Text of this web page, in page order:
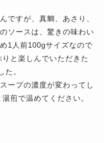
ですが、真鯛、あさり、
ソースは、驚きの味わい
1人前100gサイズなので
と楽しんでいただきた
た。
ープの濃度が変わってし
煎で温めてください。